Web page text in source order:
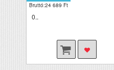
Bruttó:24 689 Ft
0..